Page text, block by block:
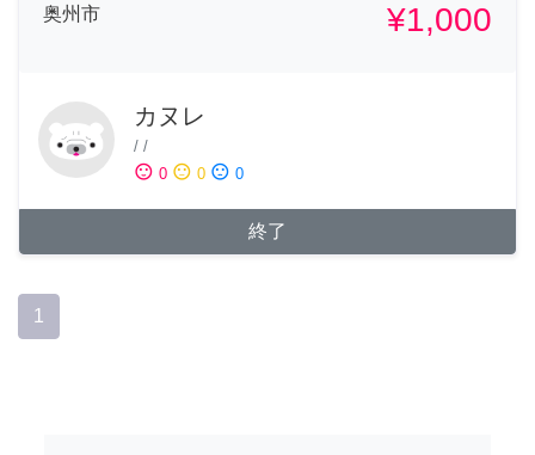
奥州市
¥1,000
カヌレ
/ /
sentiment_satisfied 0 sentiment_neutral 0 sentiment_dissatisfied 0
終了
1